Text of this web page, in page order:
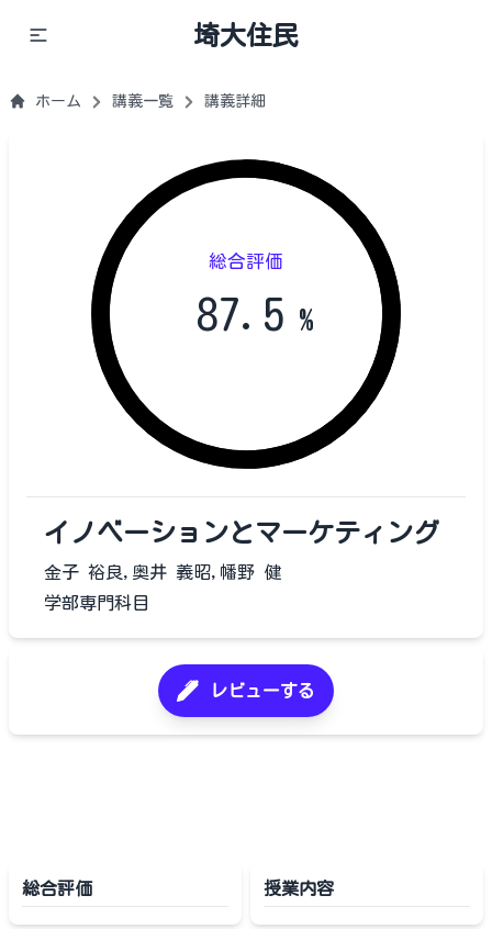
埼大住民
ホーム 講義一覧 講義詳細
総合評価
87.5 %
イノベーションとマーケティング
金子 裕良,奥井 義昭,幡野 健
学部専門科目
レビューする
総合評価 授業内容